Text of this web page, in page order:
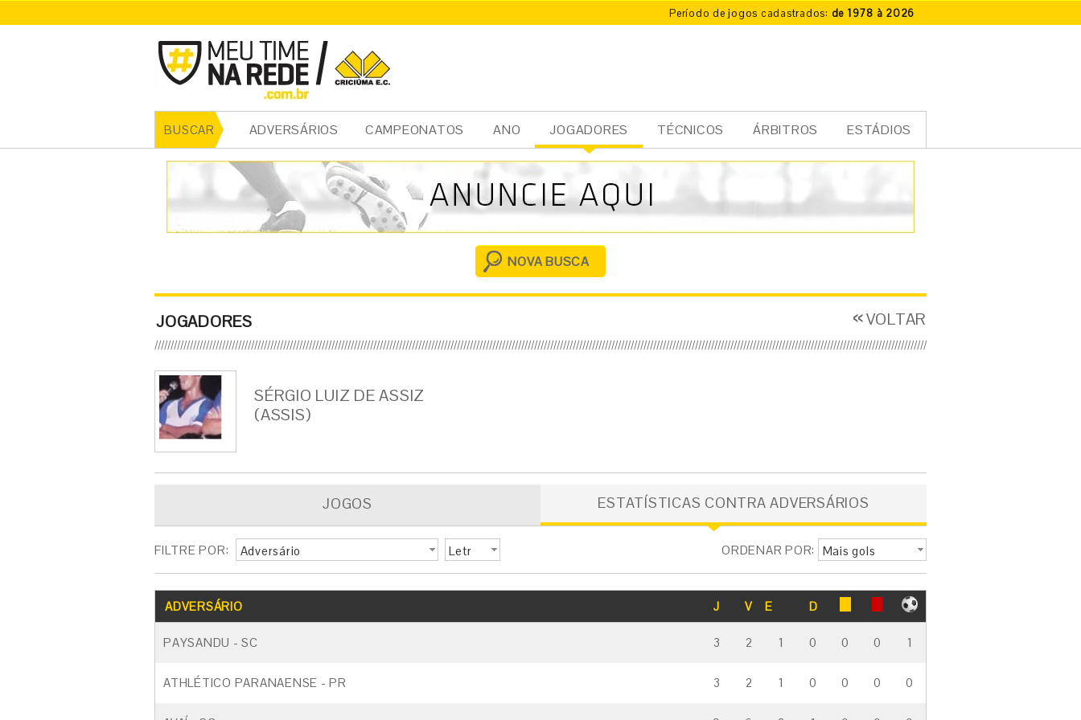
Período de jogos cadastrados: de 1978 à 2026
BUSCAR ADVERSÁRIOS CAMPEONATOS ANO JOGADORES TÉCNICOS ÁRBITROS ESTÁDIOS
cia
l
NOVA BUSCA
JOGADORES VOLTAR
SÉRGIO LUIZ DE ASSIZ
(ASSIS)
JOGOS ESTATÍSTICAS CONTRA ADVERSÁRIOS
FILTRE POR: Adversário
Letr
ORDENAR POR: Mais gols
ADVERSÁRIO J V E D
PAYSANDU - SC 3 2 1 0 0 0 1
ATHLÉTICO PARANAENSE - PR 3 2 1 0 0 0 0